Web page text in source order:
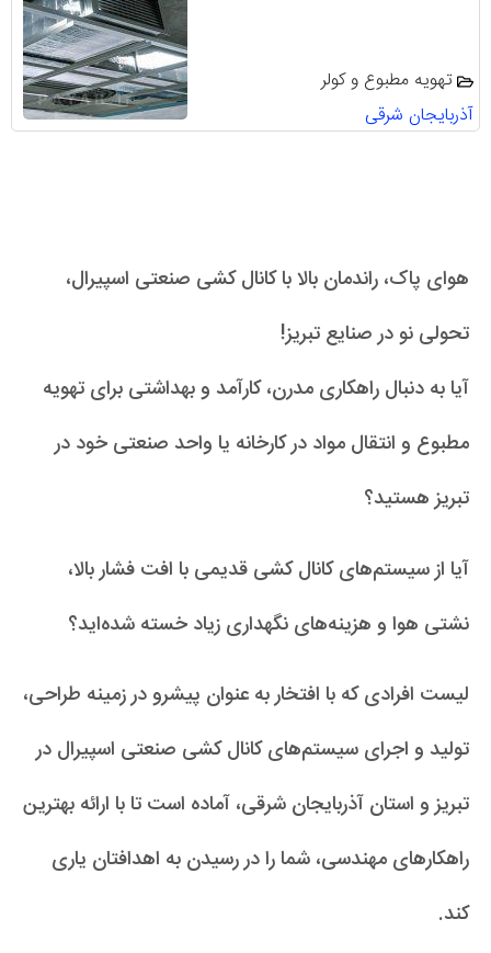
تهویه مطبوع و کولر
آذربایجان شرقی
هوای پاک، راندمان بالا با کانال کشی صنعتی اسپیرال،
تحولی نو در صنایع تبریز!
آیا به دنبال راهکاری مدرن، کارآمد و بهداشتی برای تهویه
مطبوع و انتقال مواد در کارخانه یا واحد صنعتی خود در
تبریز هستید؟
آیا از سیستم‌های کانال کشی قدیمی با افت فشار بالا،
نشتی هوا و هزینه‌های نگهداری زیاد خسته شده‌اید؟
لیست افرادی که با افتخار به عنوان پیشرو در زمینه طراحی،
تولید و اجرای سیستم‌های کانال کشی صنعتی اسپیرال در
تبریز و استان آذربایجان شرقی، آماده است تا با ارائه بهترین
راهکارهای مهندسی، شما را در رسیدن به اهدافتان یاری
کند.